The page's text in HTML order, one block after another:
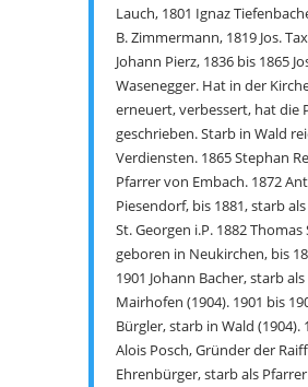
Lauch, 1801 Ignaz
B. Zimmermann, 1819 Jos.
Johann Pierz, 1836 bis 1865
Wasenegger. Hat in der
erneuert, verbessert, hat die
geschrieben. Starb in Wald
Verdiensten. 1865 Stephan
Pfarrer von Embach. 1872
Piesendorf, bis 1881, starb
St. Georgen i.P. 1882
geboren in Neukirchen, bis
1901 Johann Bacher, starb
Mairhofen (1904). 1901 bis
Bürgler, starb in Wald (1904).
Alois Posch, Gründer der
Ehrenbürger, starb als